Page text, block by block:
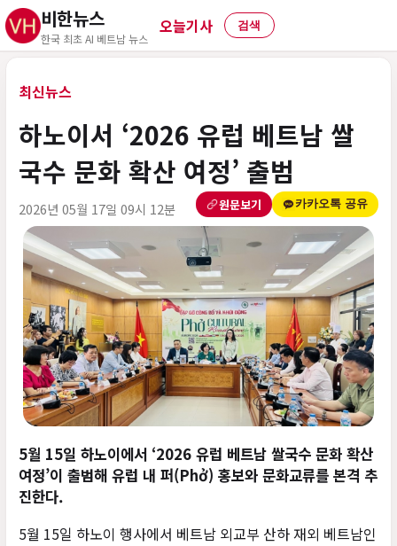
비한뉴스
한국 최초 AI 베트남 뉴스
오늘기사 검색
최신뉴스
하노이서 ‘2026 유럽 베트남 쌀
국수 문화 확산 여정’ 출범
2026년 05월 17일 09시 12분 원문보기 카카오톡 공유
5월 15일 하노이에서 ‘2026 유럽 베트남 쌀국수 문화 확산
여정’이 출범해 유럽 내 퍼(Phở) 홍보와 문화교류를 본격 추
진한다.
5월 15일 하노이 행사에서 베트남 외교부 산하 재외 베트남인